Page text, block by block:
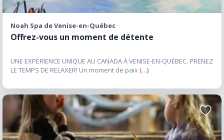
circuits patrimoniaux, églises historiques et
attraits culturels qui témoignent de la richesse
historique de la région. Gastronomie,
vignobles et découvertes gourmandes Le
Haut-Richelieu possède une offre gourmande
en pleine croissance. Les visiteurs peuvent
microbrasseries et établissements qui mettent
en valeur les produits du terroir montérégien.
Les marchés publics permettent de
rencontrer les producteurs locaux et de
Noah Spa de Venise-en-Québec
Offrez-vous un moment de détente
UNE EXPÉRIENCE UNIQUE AU CANADA À VENISE-EN-QUÉBEC. PRENEZ
LE TEMPS DE RELAXER! Un moment de paix (…)
aux
favoris